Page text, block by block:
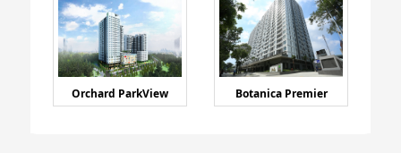
Orchard ParkView Botanica Premier